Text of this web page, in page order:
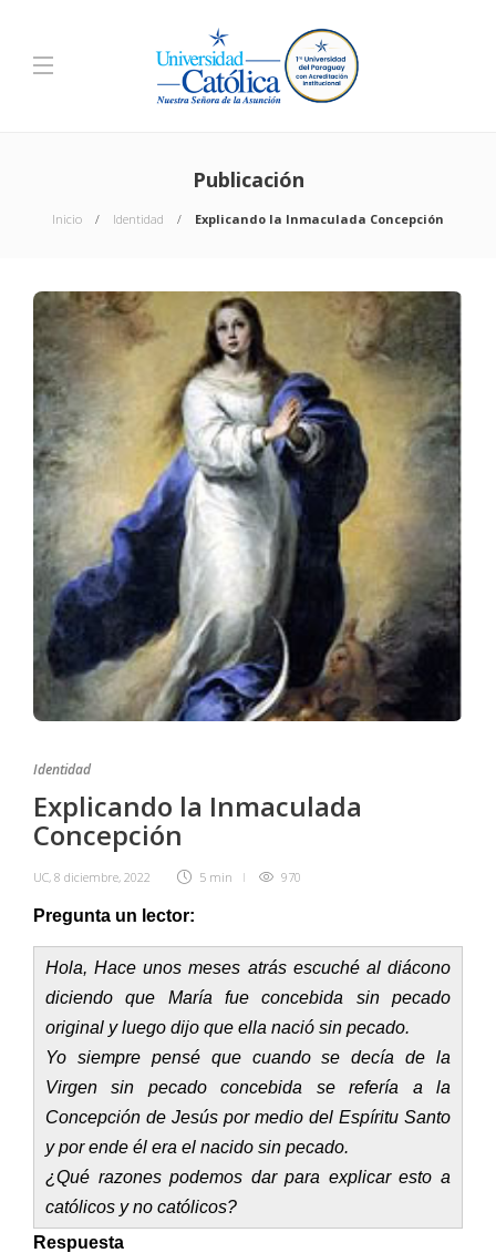
Publicación
Inicio Identidad Explicando la Inmaculada Concepción
Identidad
Explicando la Inmaculada
Concepción
UC, 8 diciembre, 2022 5 min 970
Pregunta un lector:
Hola, Hace unos meses atrás escuché al diácono
diciendo que María fue concebida sin pecado
original y luego dijo que ella nació sin pecado.
Yo siempre pensé que cuando se decía de la
Virgen sin pecado concebida se refería a la
Concepción de Jesús por medio del Espíritu Santo
y por ende él era el nacido sin pecado.
¿Qué razones podemos dar para explicar esto a
católicos y no católicos?
Respuesta